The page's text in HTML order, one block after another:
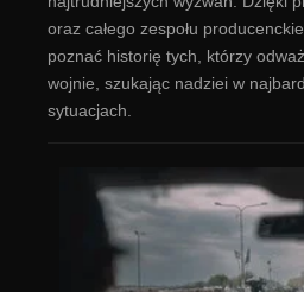
oraz całego zespołu
poznać historię tych, którzy
wojnie, szukając nadziei w
sytuacjach.